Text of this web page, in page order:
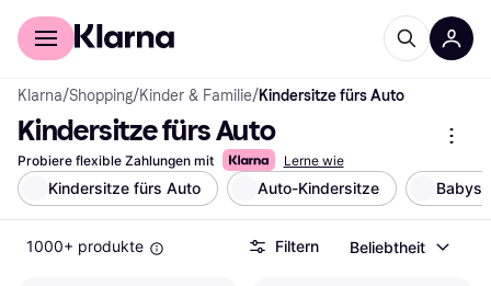
Für Shopper
Klarna/Shopping/Kinder & Familie/Kindersitze fürs Auto
Kindersitze fürs Auto
Probiere flexible Zahlungen mit Lerne wie
Kindersitze fürs Auto Auto-Kindersitze
1000+ produkte Filtern Beliebtheit